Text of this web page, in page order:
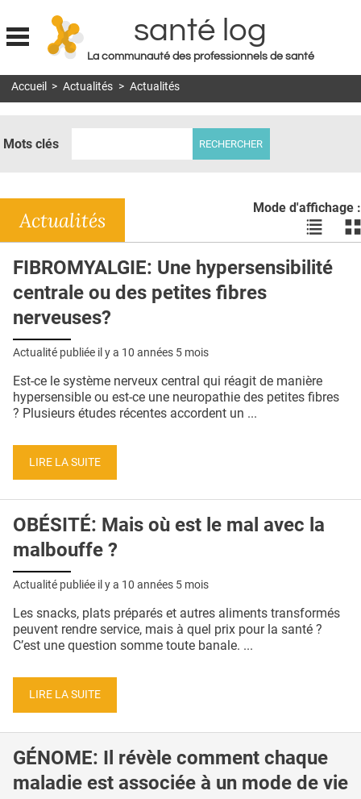
Jump to navigation
santé log
La communauté des professionnels de santé
MON COMPTE
DOSSIERS
RÉSEAUX
E-REVUE SAD
L'APP
PUBLICITÉ
CONTACT
Accueil > Actualités > Actualités
Mots clés
Mode d'affichage :
Voir
les
en
les
Actualités
FIBROMYALGIE: Une hypersensibilité
centrale ou des petites fibres
nerveuses?
Actualité publiée il y a 10 années 5 mois
Est-ce le système nerveux central qui réagit de manière
hypersensible ou est-ce une neuropathie des petites fibres
? Plusieurs études récentes accordent un ...
LIRE LA SUITE
OBÉSITÉ: Mais où est le mal avec la
malbouffe ?
Actualité publiée il y a 10 années 5 mois
Les snacks, plats préparés et autres aliments transformés
peuvent rendre service, mais à quel prix pour la santé ?
C’est une question somme toute banale. ...
LIRE LA SUITE
GÉNOME: Il révèle comment chaque
maladie est associée à un mode de vie